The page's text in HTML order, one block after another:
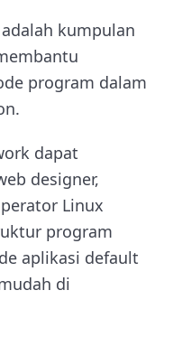
kumpulan
program dalam
dapat
designer,
Linux
program
aplikasi default
di